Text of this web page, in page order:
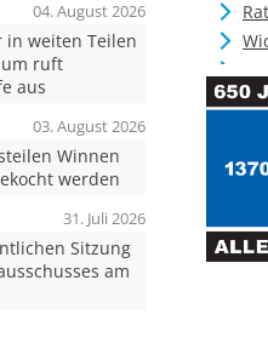
04. August 2026
in weiten Teilen
ruft
aus
03. August 2026
Winnen
werden
31. Juli 2026
Sitzung
am